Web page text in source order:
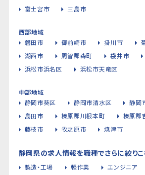
富士宮市
三島市
西部地域
磐田市
御前崎市 掛川市
湖西市
周智郡森町 袋井市
浜松市浜名区
浜松市天竜区
中部地域
静岡市葵区
静岡市清水区
静岡
島田市
榛原郡川根本町
榛原郡
藤枝市
牧之原市 焼津市
静岡県の求人情報を職種でさらに絞り
製造・工場 軽作業
エンジニア